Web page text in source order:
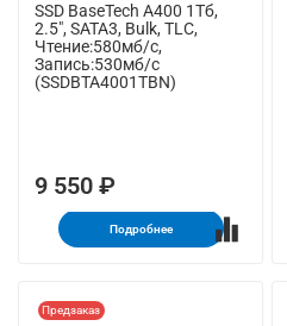
SSD BaseTech A400 1Тб,
2.5", SATA3, Bulk, TLC,
Чтение:580мб/с,
Запись:530мб/с
(SSDBTA4001TBN)
9 550 ₽
Подробнее
Предзаказ